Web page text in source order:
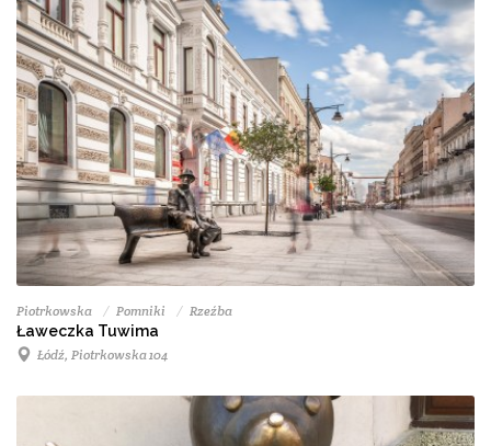
Piotrkowska Pomniki Rzeźba
Ławeczka Tuwima
Łódź, Piotrkowska 104